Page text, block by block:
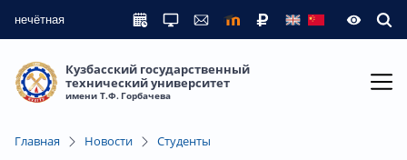
нечётная
Кузбасский государственный
технический университет
имени Т.Ф. Горбачева
Главная Новости Студенты